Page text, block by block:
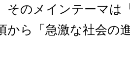
そのメインテーマは
から「急激な社会の